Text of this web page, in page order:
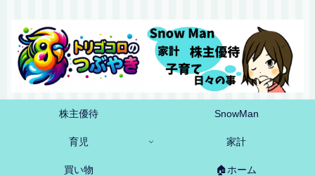
株主優待 SnowMan
育児 家計
買い物 🏠ホーム